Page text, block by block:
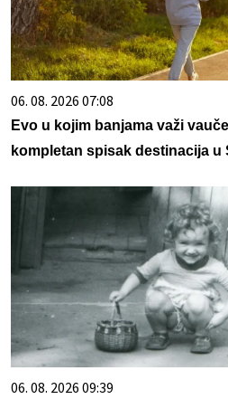
06. 08. 2026 07:08
Evo u kojim banjama važi
kompletan spisak destinacija u
06. 08. 2026 09:39